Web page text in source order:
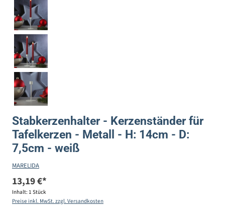
Stabkerzenhalter - Kerzenständer für
Tafelkerzen - Metall - H: 14cm - D:
7,5cm - weiß
MARELIDA
13,19 €*
Inhalt: 1 Stück
Preise inkl. MwSt. zzgl. Versandkosten